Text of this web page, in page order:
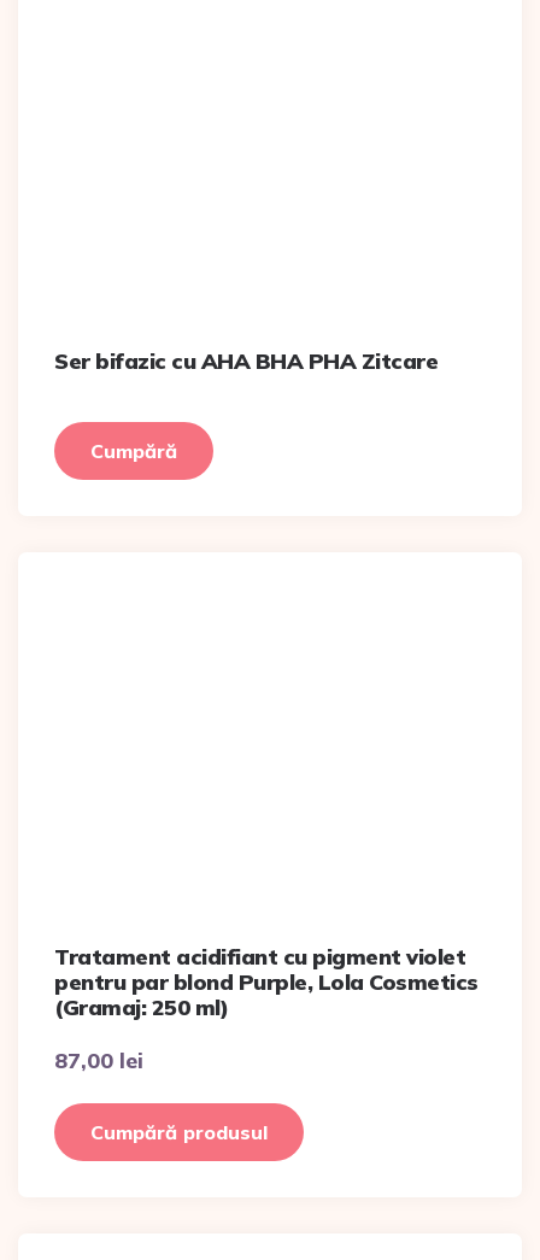
Ser bifazic cu AHA BHA PHA Zitcare
Cumpără
Tratament acidifiant cu pigment violet
pentru par blond Purple, Lola Cosmetics
(Gramaj: 250 ml)
87,00 lei
Cumpără produsul